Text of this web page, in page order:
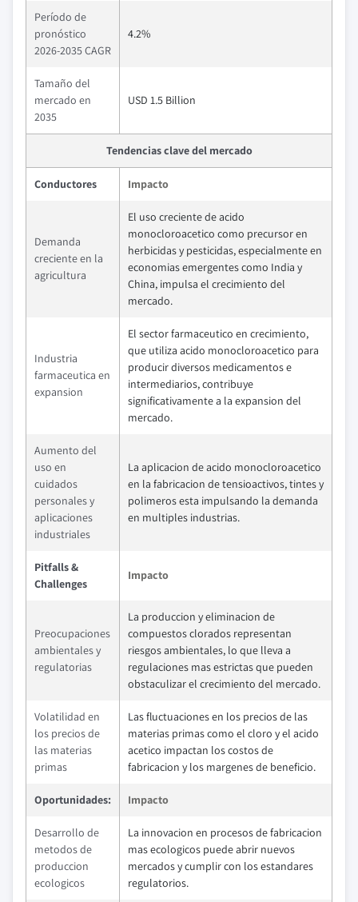
Período de
pronóstico
2026-2035 CAGR
4.2%
Tamaño del
mercado en
2035
USD 1.5 Billion
Tendencias clave del mercado
Conductores Impacto
Demanda
creciente en la
agricultura
El uso creciente de acido
monocloroacetico como precursor en
herbicidas y pesticidas, especialmente en
economias emergentes como India y
China, impulsa el crecimiento del
mercado.
Industria
farmaceutica en
expansion
El sector farmaceutico en crecimiento,
que utiliza acido monocloroacetico para
producir diversos medicamentos e
intermediarios, contribuye
significativamente a la expansion del
mercado.
Aumento del
uso en
cuidados
personales y
aplicaciones
industriales
La aplicacion de acido monocloroacetico
en la fabricacion de tensioactivos, tintes y
polimeros esta impulsando la demanda
en multiples industrias.
Pitfalls &
Challenges
Impacto
Preocupaciones
ambientales y
regulatorias
La produccion y eliminacion de
compuestos clorados representan
riesgos ambientales, lo que lleva a
regulaciones mas estrictas que pueden
obstaculizar el crecimiento del mercado.
Volatilidad en
los precios de
las materias
primas
Las fluctuaciones en los precios de las
materias primas como el cloro y el acido
acetico impactan los costos de
fabricacion y los margenes de beneficio.
Oportunidades: Impacto
Desarrollo de
metodos de
produccion
ecologicos
La innovacion en procesos de fabricacion
mas ecologicos puede abrir nuevos
mercados y cumplir con los estandares
regulatorios.